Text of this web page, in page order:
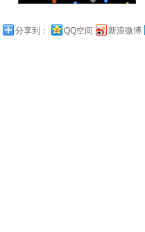
分享到： QQ空间 新浪微博